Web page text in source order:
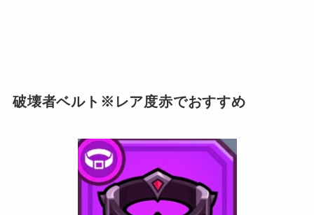
破壊者ベルト※レア度赤でおすすめ